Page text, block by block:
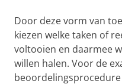
Door deze vorm van
kiezen welke taken of
voltooien en daarmee
willen halen. Voor de